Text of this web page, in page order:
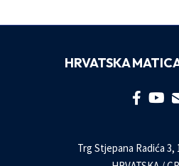
HRVATSKA
Trg Stjepana Radića 3,